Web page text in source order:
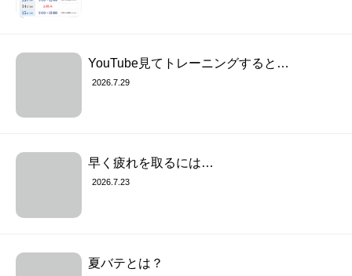
YouTube見てトレーニングすると…
2026.7.29
早く疲れを取るには…
2026.7.23
夏バテとは？